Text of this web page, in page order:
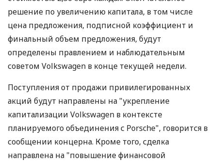
решение по увеличению капитала, в том числе
цена предложения, подписной коэффициент и
финальный объем предложения, будут
определены правлением и наблюдательным
советом Volkswagen в конце текущей недели.
Поступления от продажи привилегированных
акций будут направлены на "укрепление
капитализации Volkswagen в контексте
планируемого объединения с Porsche", говорится в
сообщении концерна. Кроме того, сделка
направлена на "повышение финансовой